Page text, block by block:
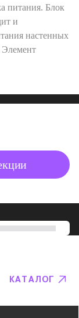
питания. Блок
и
настенных
КАТАЛОГ